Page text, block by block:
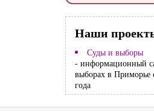
Наши
Суды и выборы
- информационный
выборах в Приморье
года